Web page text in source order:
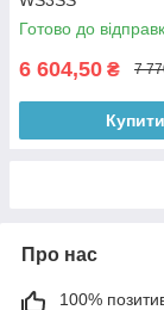
Готово до
6 604,50 ₴ 7
Купити
Про нас
100%